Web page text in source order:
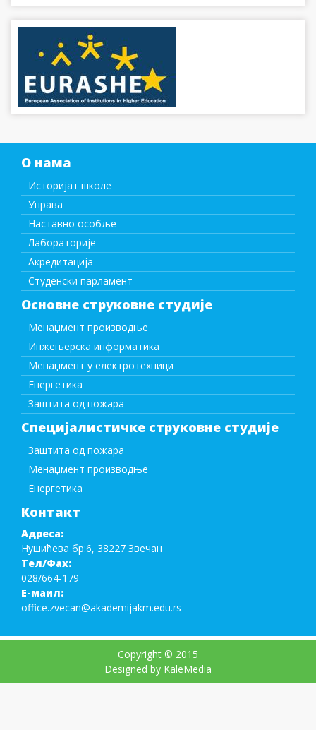
О нама
Историјат школе
Управа
Наставно особље
Лабораторије
Акредитација
Студенски парламент
Основне струковне студије
Менаџмент производње
Инжењерска информатика
Менаџмент у електротехници
Енергетика
Заштита од пожара
Специјалистичке струковне студије
Заштита од пожара
Менаџмент производње
Енергетика
Контакт
Адреса:
Нушићева бр:6, 38227 Звечан
Тел/Фаx:
028/664-179
Е-маил:
office.zvecan@akademijakm.edu.rs
Copyright © 2015
Designed by KaleMedia